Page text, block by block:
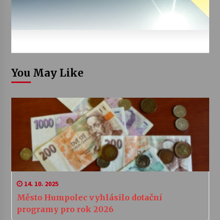
You May Like
14. 10. 2025
Město Humpolec vyhlásilo dotační
programy pro rok 2026